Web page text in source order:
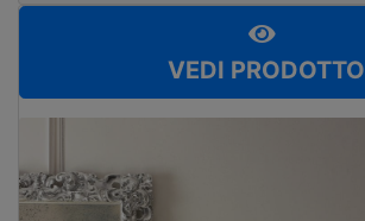
VEDI PRODOTTO